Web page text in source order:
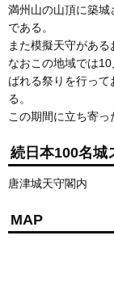
満州山の山頂に築
である。
また模擬天守がある
なおこの地域では
ばれる祭りを行っ
る。
この期間に立ち寄っ
続日本100名城
唐津城天守閣内
MAP